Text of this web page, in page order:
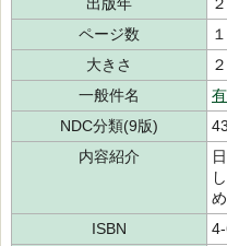
ページ数
大きさ
一般件名
NDC分類(9版)
内容紹介
ISBN